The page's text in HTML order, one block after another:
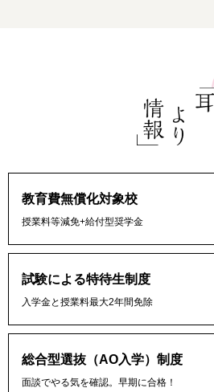
教育費無償化対象校
授業料等減免+給付型奨学金
試験による特待生制度
入学金と授業料最大2年間免除
総合型選抜（AO入学）制度
面談でやる気を確認。早期に合格！